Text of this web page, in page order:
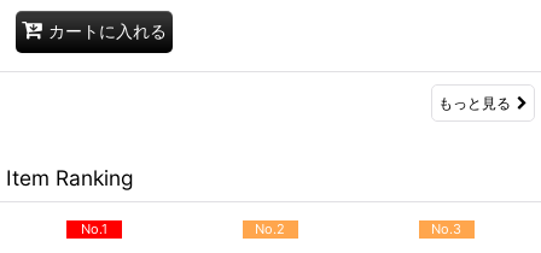
カートに入れる
もっと見る
Item Ranking
No.1 No.2 No.3